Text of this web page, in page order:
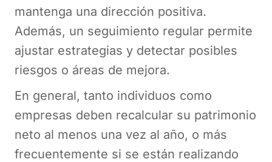
mantenga una dirección positiva.
Además, un seguimiento regular permite
ajustar estrategias y detectar posibles
riesgos o áreas de mejora.
En general, tanto individuos como
empresas deben recalcular su patrimonio
neto al menos una vez al año, o más
frecuentemente si se están realizando